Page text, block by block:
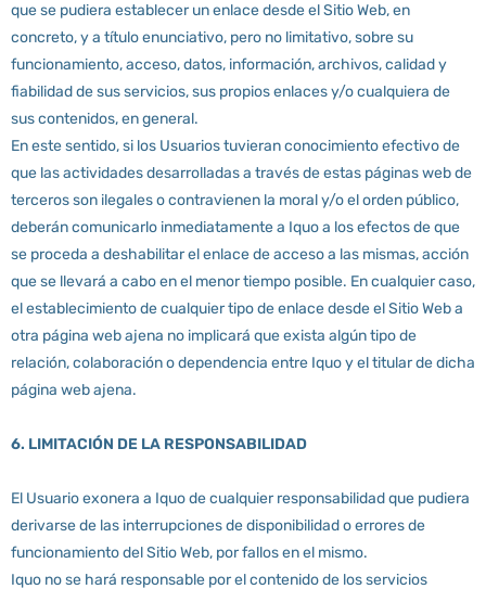
que se pudiera establecer un enlace desde el Sitio Web, en
concreto, y a título enunciativo, pero no limitativo, sobre su
funcionamiento, acceso, datos, información, archivos, calidad y
fiabilidad de sus servicios, sus propios enlaces y/o cualquiera de
sus contenidos, en general.
En este sentido, si los Usuarios tuvieran conocimiento efectivo de
que las actividades desarrolladas a través de estas páginas web de
terceros son ilegales o contravienen la moral y/o el orden público,
deberán comunicarlo inmediatamente a Iquo a los efectos de que
se proceda a deshabilitar el enlace de acceso a las mismas, acción
que se llevará a cabo en el menor tiempo posible. En cualquier caso,
el establecimiento de cualquier tipo de enlace desde el Sitio Web a
otra página web ajena no implicará que exista algún tipo de
relación, colaboración o dependencia entre Iquo y el titular de dicha
página web ajena.
6. LIMITACIÓN DE LA RESPONSABILIDAD
El Usuario exonera a Iquo de cualquier responsabilidad que pudiera
derivarse de las interrupciones de disponibilidad o errores de
funcionamiento del Sitio Web, por fallos en el mismo.
Iquo no se hará responsable por el contenido de los servicios